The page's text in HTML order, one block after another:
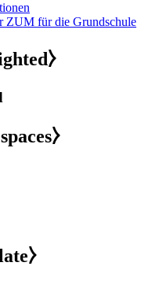
ZUM für die Grundschule